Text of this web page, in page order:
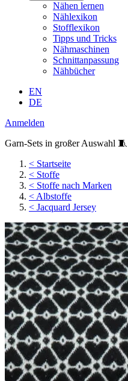
Nähen lernen
Nählexikon
Stofflexikon
Tipps und Tricks
Nähmaschinen
Schnittanpassung
Nähbücher
EN
DE
Anmelden
Garn-Sets in großer Auswahl 🧵
< Startseite
< Stoffe
< Stoffe nach Marken
< Albstoffe
< Jacquard Jersey